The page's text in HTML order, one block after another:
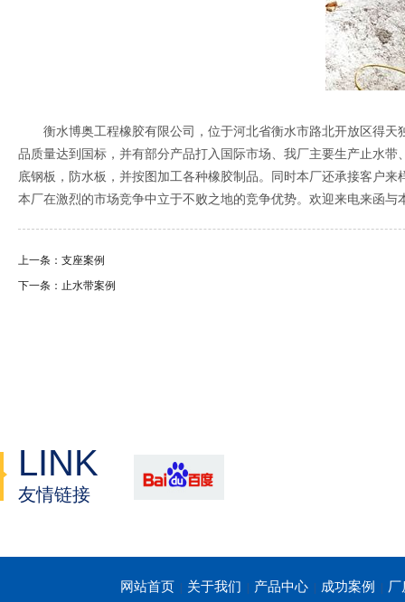
衡水博奥工程橡胶有限公司，位于河北省衡水市路北开放区得天
品质量达到国标，并有部分产品打入国际市场、我厂主要生产止水
底钢板，防水板，并按图加工各种橡胶制品。同时本厂还承接客户
本厂在激烈的市场竞争中立于不败之地的竞争优势。欢迎来电来函与
上一条：支座案例
下一条：止水带案例
LINK
友情链接
网站首页 关于我们 产品中心 成功案例 厂